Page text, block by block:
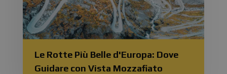
Le Rotte Più Belle d'Europa: Dove
Guidare con Vista Mozzafiato